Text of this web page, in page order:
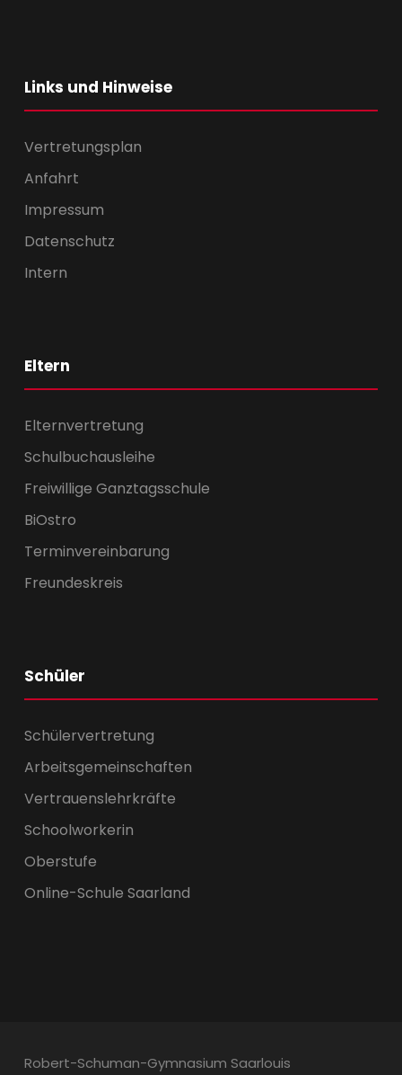
Links und Hinweise
Vertretungsplan
Anfahrt
Impressum
Datenschutz
Intern
Eltern
Elternvertretung
Schulbuchausleihe
Freiwillige Ganztagsschule
BiOstro
Terminvereinbarung
Freundeskreis
Schüler
Schülervertretung
Arbeitsgemeinschaften
Vertrauenslehrkräfte
Schoolworkerin
Oberstufe
Online-Schule Saarland
Robert-Schuman-Gymnasium Saarlouis